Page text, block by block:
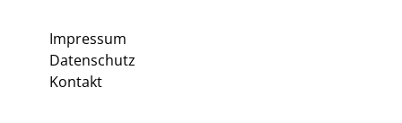
Impressum
Datenschutz
Kontakt